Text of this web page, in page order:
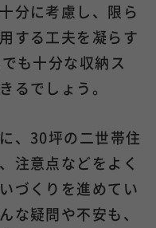
分に考慮し、限ら
する工夫を凝らす
も十分な収納ス
るでしょう。
、30坪の二世帯住
注意点などをよく
づくりを進めてい
な疑問や不安も、